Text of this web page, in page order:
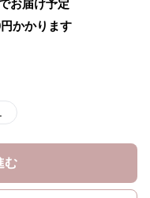
お届け予定
円かかります
む